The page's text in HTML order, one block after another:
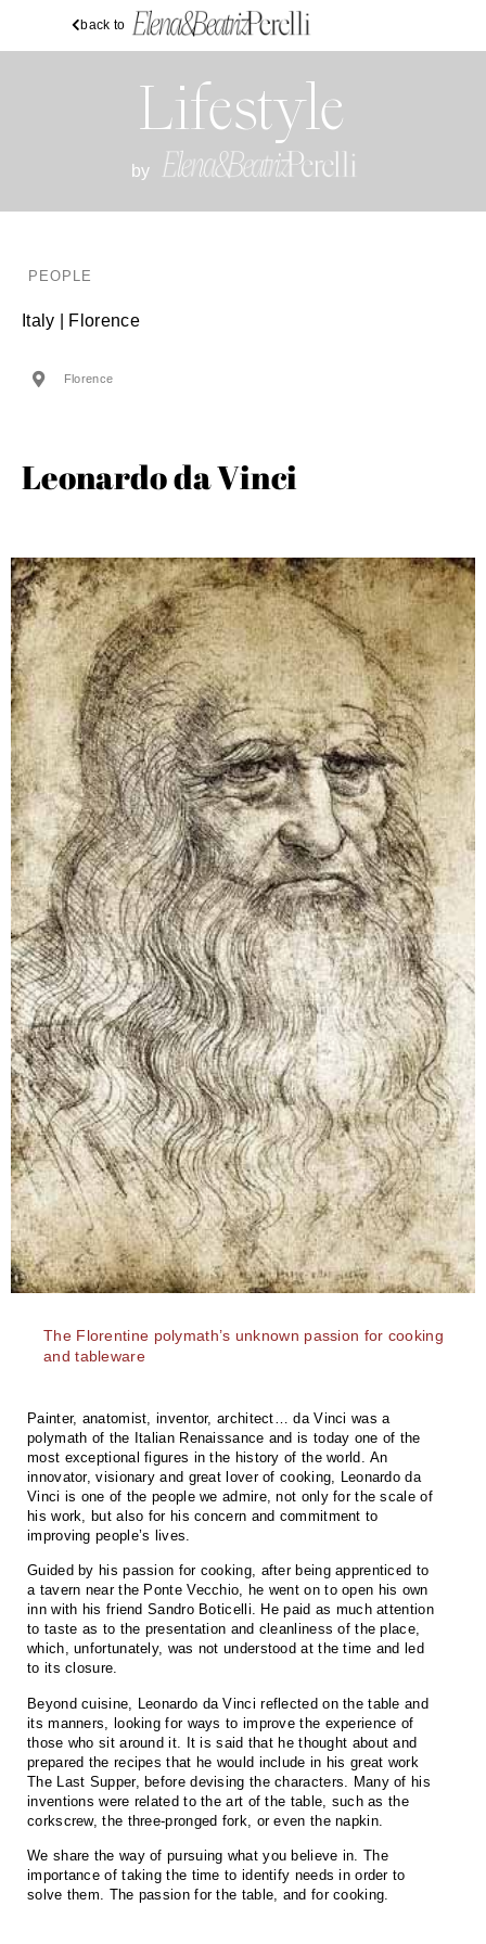
back to
Lifestyle
by
PEOPLE
Italy | Florence
Florence
Leonardo da Vinci
The Florentine polymath’s unknown passion for cooking
and tableware
Painter, anatomist, inventor, architect… da Vinci was a
polymath of the Italian Renaissance and is today one of the
most exceptional figures in the history of the world. An
innovator, visionary and great lover of cooking, Leonardo da
Vinci is one of the people we admire, not only for the scale of
his work, but also for his concern and commitment to
improving people’s lives.
Guided by his passion for cooking, after being apprenticed to
a tavern near the Ponte Vecchio, he went on to open his own
inn with his friend Sandro Boticelli. He paid as much attention
to taste as to the presentation and cleanliness of the place,
which, unfortunately, was not understood at the time and led
to its closure.
Beyond cuisine, Leonardo da Vinci reflected on the table and
its manners, looking for ways to improve the experience of
those who sit around it. It is said that he thought about and
prepared the recipes that he would include in his great work
The Last Supper, before devising the characters. Many of his
inventions were related to the art of the table, such as the
corkscrew, the three-pronged fork, or even the napkin.
We share the way of pursuing what you believe in. The
importance of taking the time to identify needs in order to
solve them. The passion for the table, and for cooking.